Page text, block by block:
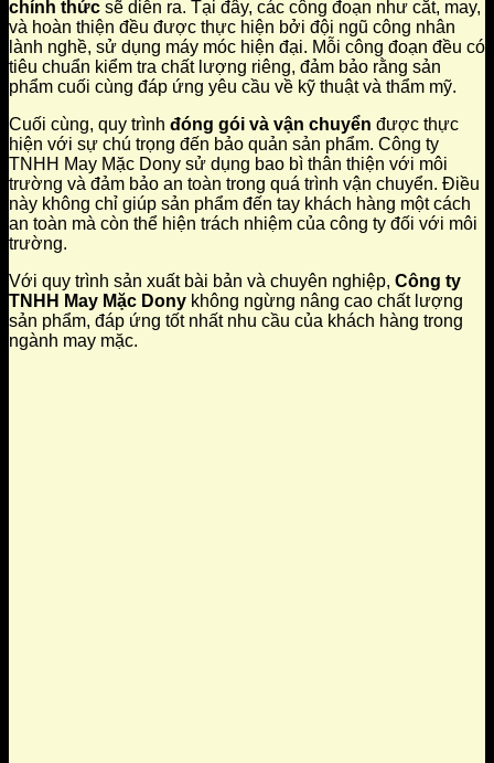
chính thức sẽ diễn ra. Tại đây, các công đoạn như cắt, may,
và hoàn thiện đều được thực hiện bởi đội ngũ công nhân
lành nghề, sử dụng máy móc hiện đại. Mỗi công đoạn đều có
tiêu chuẩn kiểm tra chất lượng riêng, đảm bảo rằng sản
phẩm cuối cùng đáp ứng yêu cầu về kỹ thuật và thẩm mỹ.
Cuối cùng, quy trình đóng gói và vận chuyển được thực
hiện với sự chú trọng đến bảo quản sản phẩm. Công ty
TNHH May Mặc Dony sử dụng bao bì thân thiện với môi
trường và đảm bảo an toàn trong quá trình vận chuyển. Điều
này không chỉ giúp sản phẩm đến tay khách hàng một cách
an toàn mà còn thể hiện trách nhiệm của công ty đối với môi
trường.
Với quy trình sản xuất bài bản và chuyên nghiệp, Công ty
TNHH May Mặc Dony không ngừng nâng cao chất lượng
sản phẩm, đáp ứng tốt nhất nhu cầu của khách hàng trong
ngành may mặc.